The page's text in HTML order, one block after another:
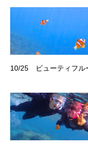
10/25 ビューティフル